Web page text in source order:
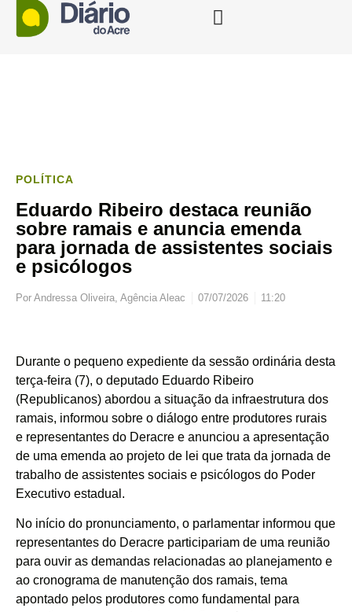
POLÍTICA
Eduardo Ribeiro destaca reunião
sobre ramais e anuncia emenda
para jornada de assistentes sociais
e psicólogos
Por Andressa Oliveira, Agência Aleac 07/07/2026 11:20
Durante o pequeno expediente da sessão ordinária desta
terça-feira (7), o deputado Eduardo Ribeiro
(Republicanos) abordou a situação da infraestrutura dos
ramais, informou sobre o diálogo entre produtores rurais
e representantes do Deracre e anunciou a apresentação
de uma emenda ao projeto de lei que trata da jornada de
trabalho de assistentes sociais e psicólogos do Poder
Executivo estadual.
No início do pronunciamento, o parlamentar informou que
representantes do Deracre participariam de uma reunião
para ouvir as demandas relacionadas ao planejamento e
ao cronograma de manutenção dos ramais, tema
apontado pelos produtores como fundamental para